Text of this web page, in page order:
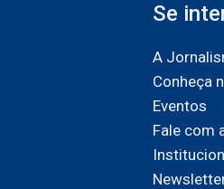
Se
A
Conheça
Eventos
Fale com